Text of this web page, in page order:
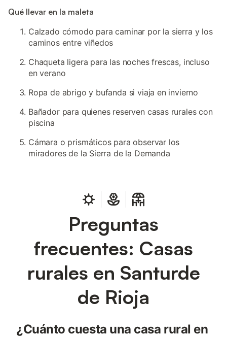
Qué llevar en la maleta
Calzado cómodo para caminar por la sierra y los
caminos entre viñedos
Chaqueta ligera para las noches frescas, incluso
en verano
Ropa de abrigo y bufanda si viaja en invierno
Bañador para quienes reserven casas rurales con
piscina
Cámara o prismáticos para observar los
miradores de la Sierra de la Demanda
Preguntas
frecuentes: Casas
rurales en Santurde
de Rioja
¿Cuánto cuesta una casa rural en